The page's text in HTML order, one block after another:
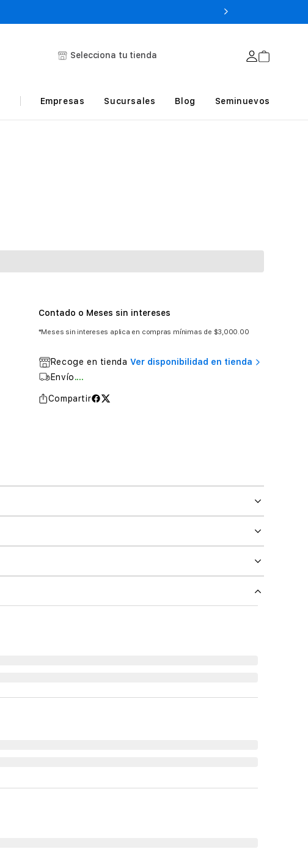
Selecciona tu tienda
Empresas Sucursales Blog Seminuevos
Contado o Meses sin intereses
*Meses sin intereses aplica en compras mínimas de $3,000.00
Recoge en tienda Ver disponibilidad en tienda
Envío....
Compartir